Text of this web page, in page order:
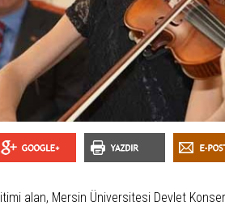
alan, Mersin Üniversitesi Devlet